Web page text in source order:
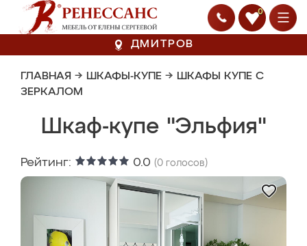
0
ДМИТРОВ
ГЛАВНАЯ → ШКАФЫ-КУПЕ → ШКАФЫ КУПЕ С
ЗЕРКАЛОМ
Шкаф-купе "Эльфия"
Рейтинг: 0.0 (0 голосов)